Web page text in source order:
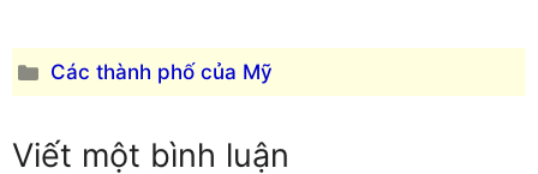
Danh
mục
Các thành phố của Mỹ
Viết một bình luận